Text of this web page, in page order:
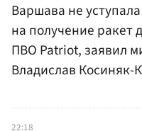
Варшава не
на получение ракет
ПВО Patriot, заявил
Владислав
22:18